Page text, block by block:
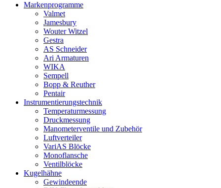
Markenprogramme
Valmet
Jamesbury
Wouter Witzel
Gestra
AS Schneider
Ari Armaturen
WIKA
Sempell
Bopp & Reuther
Pentair
Instrumentierungs­technik
Temperaturmessung
Druckmessung
Manometerventile und Zubehör
Luftverteiler
VariAS Blöcke
Monoflansche
Ventilblöcke
Kugelhähne
Gewindeende